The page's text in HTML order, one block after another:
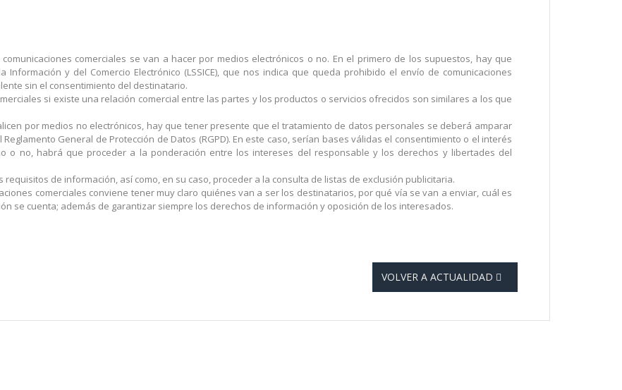
comerciales se van a hacer por medios electrónicos o no. En el primero de los supuestos, hay que
y del Comercio Electrónico (LSSICE), que nos indica que queda prohibido el envío de comunicaciones
sin el consentimiento del destinatario.
si existe una relación comercial entre las partes y los productos o servicios ofrecidos son similares a los que
por medios no electrónicos, hay que tener presente que el tratamiento de datos personales se deberá amparar
General de Protección de Datos (RGPD). En este caso, serían bases válidas el consentimiento o el interés
o no, habrá que proceder a la ponderación entre los intereses del responsable y los derechos y libertades del
de información, así como, en su caso, proceder a la consulta de listas de exclusión publicitaria.
comerciales conviene tener muy claro quiénes van a ser los destinatarios, por qué vía se van a enviar, cuál es
se cuenta; además de garantizar siempre los derechos de información y oposición de los interesados.
VOLVER A ACTUALIDAD